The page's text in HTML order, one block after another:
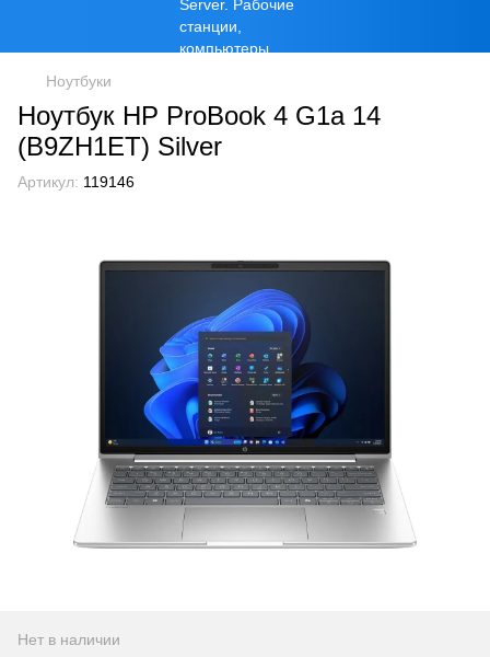
Ноутбуки
Ноутбук HP ProBook 4 G1a 14
(B9ZH1ET) Silver
Артикул: 119146
Нет в наличии